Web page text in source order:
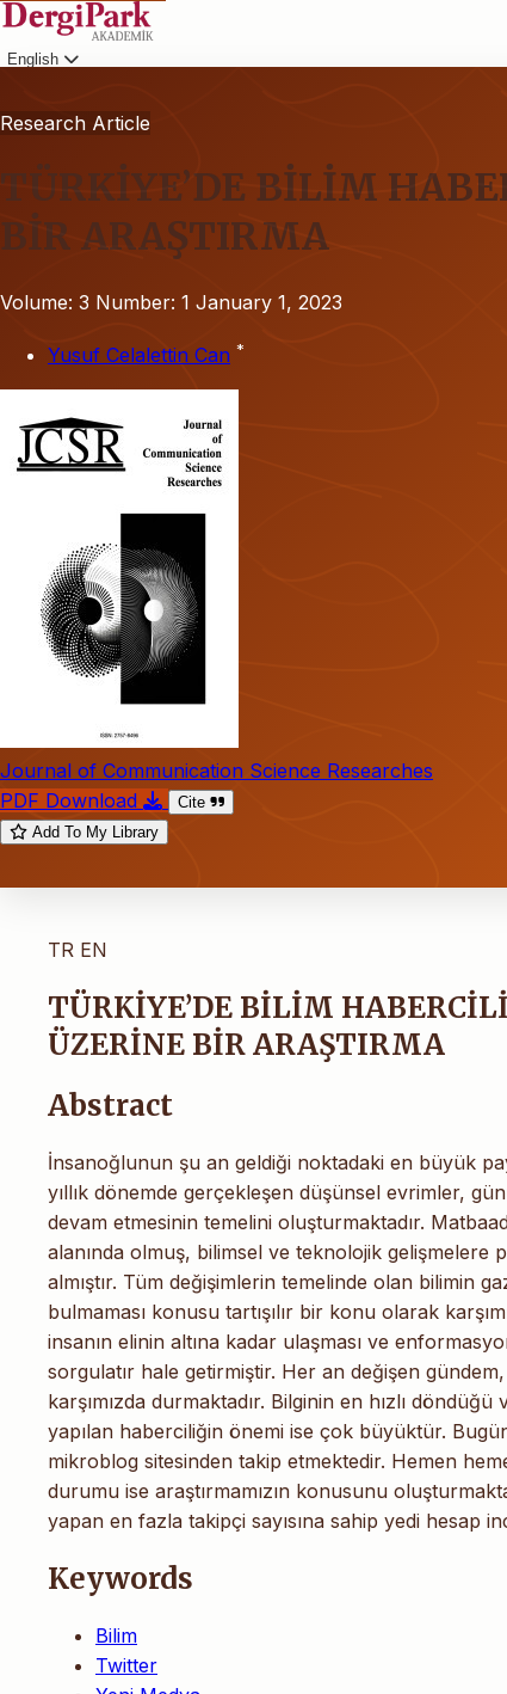
English
Research Article
TÜRKİYE’DE BİLİM
BİR ARAŞTIRMA
Volume: 3 Number: 1 January 1, 2023
Yusuf Celalettin Can *
Journal of Communication Science Researches
PDF Download
Cite
Add To My Library
TR EN
TÜRKİYE’DE BİLİM
ÜZERİNE BİR ARAŞTIRMA
Abstract
İnsanoğlunun şu an geldiği noktadaki en büyük
yıllık dönemde gerçekleşen düşünsel evrimler,
devam etmesinin temelini oluşturmaktadır.
alanında olmuş, bilimsel ve teknolojik
almıştır. Tüm değişimlerin temelinde olan bilimin
bulmaması konusu tartışılır bir konu olarak
insanın elinin altına kadar ulaşması ve
sorgulatır hale getirmiştir. Her an değişen
karşımızda durmaktadır. Bilginin en hızlı
yapılan haberciliğin önemi ise çok büyüktür.
mikroblog sitesinden takip etmektedir. Hemen
durumu ise araştırmamızın konusunu
yapan en fazla takipçi sayısına sahip yedi hesap
Keywords
Bilim
Twitter